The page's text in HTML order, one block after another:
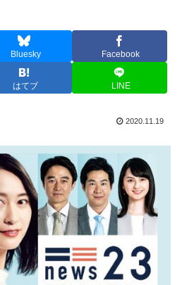
Bluesky Facebook
はてブ LINE
2020.11.19